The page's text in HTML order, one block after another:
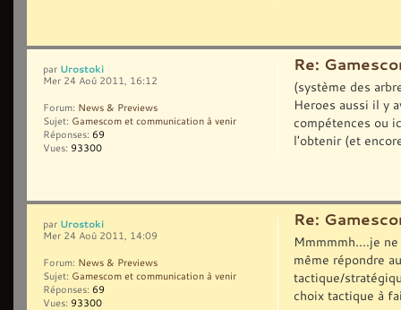
Re:
(système des
Heroes aussi il y
compétences ou
l'obtenir (et
par Urostoki
Mer 24 Aoû 2011, 16:12
Forum: News & Previews
Sujet: Gamescom et communication à venir
Réponses: 69
Vues: 93300
Re:
Mmmmmh....je
même répondre
tactique/
choix tactique à
par Urostoki
Mer 24 Aoû 2011, 14:09
Forum: News & Previews
Sujet: Gamescom et communication à venir
Réponses: 69
Vues: 93300